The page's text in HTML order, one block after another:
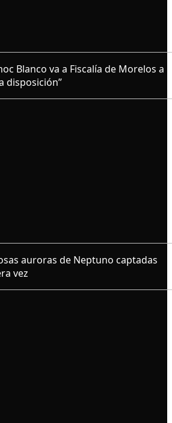
Blanco va a Fiscalía de Morelos a
disposición”
auroras de Neptuno captadas
vez